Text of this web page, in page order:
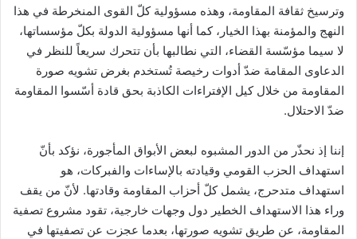
وترسيخ ثقافة المقاومة، وهذه مسؤولية كلّ القوى المنخرطة في هذا
النهج والمؤمنة بهذا الخيار، كما أنها مسؤولية الدولة بكلّ مؤسساتها،
لا سيما مؤسّسة القضاء، التي نطالبها بأن تتحرك سريعاً للنظر في
الدعاوى المقامة ضدّ أدوات رخيصة تُستخدم بغرض تشويه صورة
المقاومة من خلال كيل الإفتراءات الكاذبة بحق قادة أسّسوا المقاومة
ضدّ الاحتلال.
إننا إذ نحذّر من الدور المشبوه لبعض الأبواق المأجورة، نؤكد بأنّ
استهداف الحزب القومي وقيادته بالإساءات والفبركات، هو
استهداف متدحرج، يشمل كلّ أحزاب المقاومة وقادتها. لأنّ من يقف
وراء هذا الاستهداف الخطير دول وجهات خارجية، تقود مشروع تصفية
المقاومة، عن طريق تشويه صورتها، بعدما عجزت عن تصفيتها في